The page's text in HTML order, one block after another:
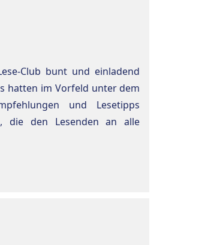
Club bunt und einladend
hatten im Vorfeld unter dem
und Lesetipps
die den Lesenden an alle